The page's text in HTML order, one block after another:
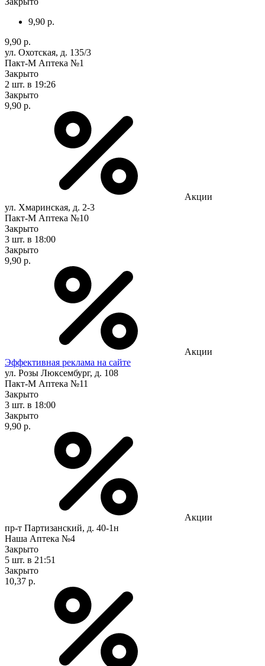
9,90 р.
9,90 р.
ул. Охотская, д. 135/3
Пакт-М Аптека №1
Закрыто
2 шт. в 19:26
Закрыто
9,90 р.
Акции
ул. Хмаринская, д. 2-3
Пакт-М Аптека №10
Закрыто
3 шт. в 18:00
Закрыто
9,90 р.
Акции
Эффективная реклама на сайте
ул. Розы Люксембург, д. 108
Пакт-М Аптека №11
Закрыто
3 шт. в 18:00
Закрыто
9,90 р.
Акции
пр-т Партизанский, д. 40-1н
Наша Аптека №4
Закрыто
5 шт. в 21:51
Закрыто
10,37 р.